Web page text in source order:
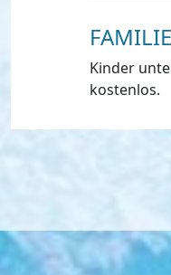
Kinder
kostenlos.